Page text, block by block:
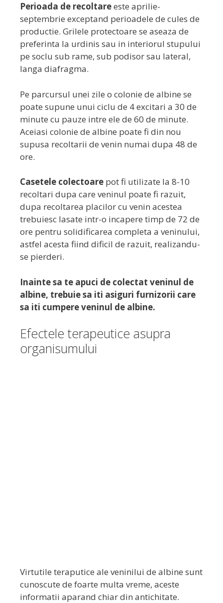
Perioada de recoltareeste aprilie-
septembrie exceptand perioadele de cules de
productie. Grilele protectoare se aseaza de
preferinta la urdinis sau in interiorul stupului
pe soclu sub rame, sub podisor sau lateral,
langa diafragma.
Pe parcursul unei zile o colonie de albine se
poate supune unui ciclu de 4 excitari a 30 de
minute cu pauze intre ele de 60 de minute.
Aceiasi colonie de albine poate fi din nou
supusa recoltarii de venin numai dupa 48 de
ore.
Casetele colectoare pot fi utilizate la 8-10
recoltari dupa care veninul poate fi razuit,
dupa recoltarea placilor cu venin acestea
trebuiesc lasate intr-o incapere timp de 72 de
ore pentru solidificarea completa a veninului,
astfel acesta fiind dificil de razuit, realizandu-
se pierderi.
Inainte sa te apuci de colectat veninul de
albine, trebuie sa iti asiguri furnizorii care
sa iti cumpere veninul de albine.
Efectele terapeutice asupra
organisumului
Virtutile teraputice ale veninilui de albine sunt
cunoscute de foarte multa vreme, aceste
informatii aparand chiar din antichitate.